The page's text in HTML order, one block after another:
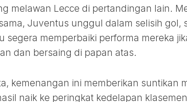
melawan Lecce di pertandingan lain.
Juventus unggul dalam selisih gol,
segera memperbaiki performa mereka
dan bersaing di papan atas.
kemenangan ini memberikan suntikan
naik ke peringkat kedelapan